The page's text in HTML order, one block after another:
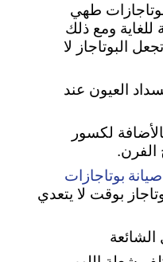
طهي
للغاية ومع ذلك
البوتاجاز لا
العيون عند
لكسور
الفرن.
صيانة بوتاجازات
بوقت لا يتعدي